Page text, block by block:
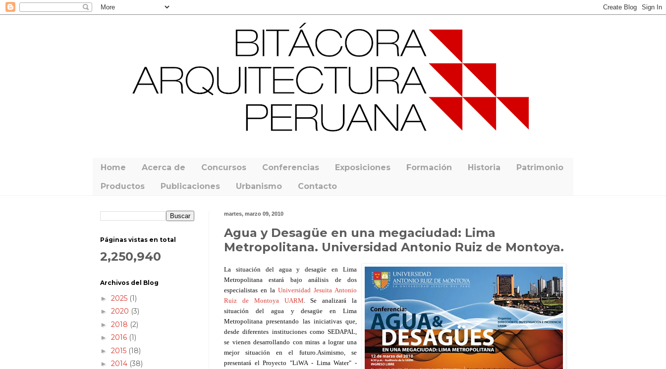
Home Acerca de Concursos Conferencias Exposiciones Formación Historia Patrimonio
Productos Publicaciones Urbanismo Contacto
martes, marzo 09, 2010
Agua y Desagüe en una megaciudad: Lima
Metropolitana. Universidad Antonio Ruiz de Montoya.
La situación del agua y desagüe en Lima
Metropolitana estará bajo análisis de dos
especialistas en la Universidad Jesuita Antonio
Ruiz de Montoya UARM. Se analizará la
situación del agua y desagüe en Lima
Metropolitana presentando las iniciativas que,
desde diferentes instituciones como SEDAPAL,
se vienen desarrollando con miras a lograr una
mejor situación en el futuro.Asimismo, se
presentará el Proyecto "LiWA - Lima Water" -
Páginas vistas en total
2,250,940
Archivos del Blog
► 2025 (1)
► 2020 (3)
► 2018 (2)
► 2016 (1)
► 2015 (18)
► 2014 (38)